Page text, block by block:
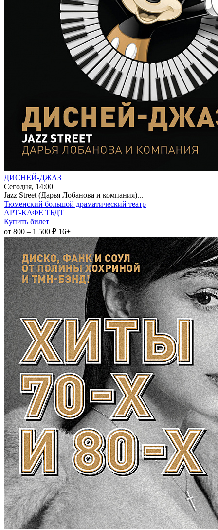
ДИСНЕЙ-ДЖАЗ
Сегодня, 14:00
Jazz Street (Дарья Лобанова и компания)...
Тюменский большой драматический театр
АРТ-КАФЕ ТБДТ
Купить билет
от 800 – 1 500 ₽ 16+